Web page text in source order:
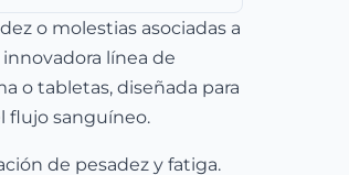
o molestias asociadas a
línea de
o tabletas, diseñada para
flujo sanguíneo.
de pesadez y fatiga.